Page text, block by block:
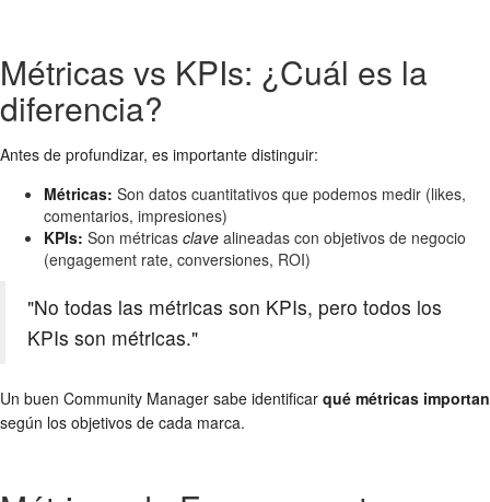
Métricas vs KPIs: ¿Cuál es la
diferencia?
Antes de profundizar, es importante distinguir:
Métricas: Son datos cuantitativos que podemos medir (likes,
comentarios, impresiones)
KPIs: Son métricas clave alineadas con objetivos de negocio
(engagement rate, conversiones, ROI)
"No todas las métricas son KPIs, pero todos los
KPIs son métricas."
Un buen Community Manager sabe identificar qué métricas importan
según los objetivos de cada marca.